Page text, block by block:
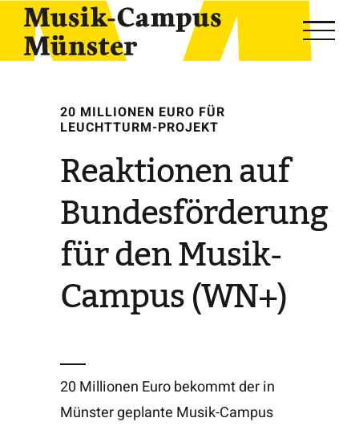
Skip
content
20 MILLIONEN EURO FÜR
LEUCHTTURM-PROJEKT
Reaktionen auf
Bundesförderung
für den Musik-
Campus (WN+)
20 Millionen Euro bekommt der in
Münster geplante Musik-Campus